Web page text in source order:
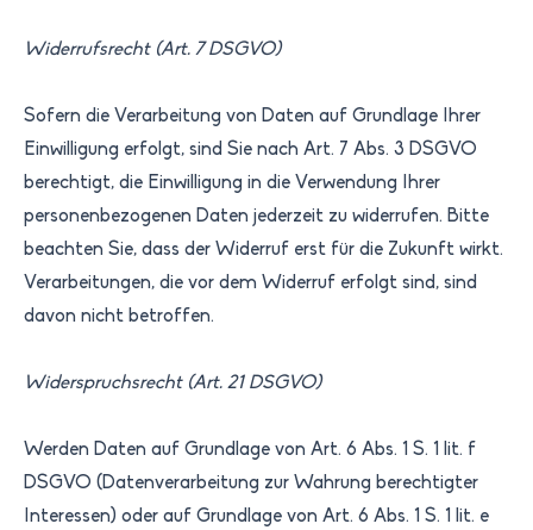
Widerrufsrecht (Art. 7 DSGVO)
Sofern die Verarbeitung von Daten auf Grundlage Ihrer
Einwilligung erfolgt, sind Sie nach Art. 7 Abs. 3 DSGVO
berechtigt, die Einwilligung in die Verwendung Ihrer
personenbezogenen Daten jederzeit zu widerrufen. Bitte
beachten Sie, dass der Widerruf erst für die Zukunft wirkt.
Verarbeitungen, die vor dem Widerruf erfolgt sind, sind
davon nicht betroffen.
Widerspruchsrecht (Art. 21 DSGVO)
Werden Daten auf Grundlage von Art. 6 Abs. 1 S. 1 lit. f
DSGVO (Datenverarbeitung zur Wahrung berechtigter
Interessen) oder auf Grundlage von Art. 6 Abs. 1 S. 1 lit. e